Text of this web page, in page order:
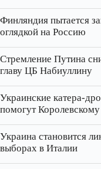
Финляндия пытается
оглядкой на Россию
Стремление Путина
главу ЦБ Набиуллину
Украинские
помогут
Украина становится
выборах в Италии